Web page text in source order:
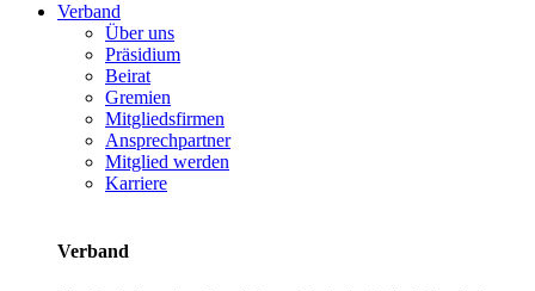
Verband
Über uns
Präsidium
Beirat
Gremien
Mitgliedsfirmen
Ansprechpartner
Mitglied werden
Karriere
Verband